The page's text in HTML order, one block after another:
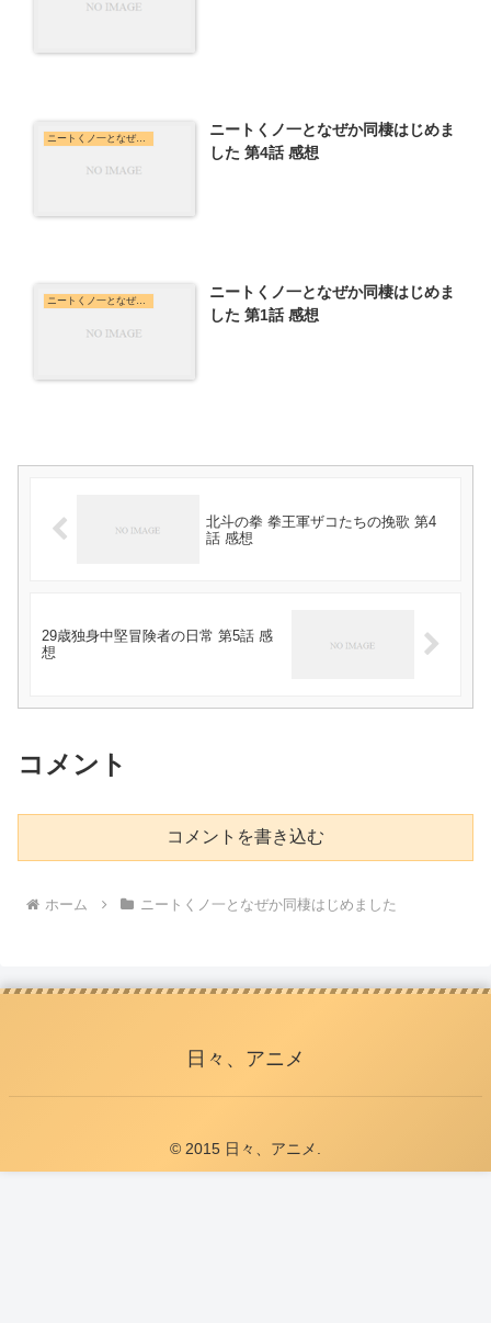
ニートくノ一となぜか同棲はじめました
ニートくノ一となぜか同棲はじめま
した 第4話 感想
ニートくノ一となぜか同棲はじめました
ニートくノ一となぜか同棲はじめま
した 第1話 感想
北斗の拳 拳王軍ザコたちの挽歌 第4
話 感想
29歳独身中堅冒険者の日常 第5話 感
想
コメント
コメントを書き込む
ホーム ニートくノ一となぜか同棲はじめました
日々、アニメ
© 2015 日々、アニメ.